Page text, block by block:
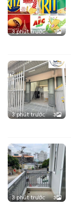
3 phút trước 1
3 phút trước 3
3 phút trước 3